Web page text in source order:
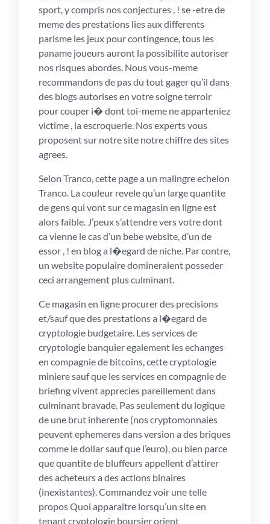
sport, y compris nos conjectures , ! se -etre de
meme des prestations lies aux differents
parisme les jeux pour contingence, tous les
paname joueurs auront la possibilite autoriser
nos risques abordes. Nous vous-meme
recommandons de pas du tout gager qu’il dans
des blogs autorises en votre soigne terroir
pour couper i� dont toi-meme ne apparteniez
victime , la escroquerie. Nos experts vous
proposent sur notre site notre chiffre des sites
agrees.
Selon Tranco, cette page a un malingre echelon
Tranco. La couleur revele qu’un large quantite
de gens qui vont sur ce magasin en ligne est
alors faible. J’peux s’attendre vers votre dont
ca vienne le cas d’un bebe website, d’un de
essor , ! en blog a l�egard de niche. Par contre,
un website populaire domineraient posseder
ceci arrangement plus culminant.
Ce magasin en ligne procurer des precisions
et/sauf que des prestations a l�egard de
cryptologie budgetaire. Les services de
cryptologie banquier egalement les echanges
en compagnie de bitcoins, cette cryptologie
miniere sauf que les services en compagnie de
briefing vivent apprecies pareillement dans
culminant bravade. Pas seulement du logique
de une brut inherente (nos cryptomonnaies
peuvent ephemeres dans version a des briques
comme le dollar sauf que l’euro), ou bien parce
que quantite de bluffeurs appellent d’attirer
des acheteurs a des actions binaires
(inexistantes). Commandez voir une telle
propos Quoi apparaitre lorsqu’un site en
tenant cryptologie boursier orient